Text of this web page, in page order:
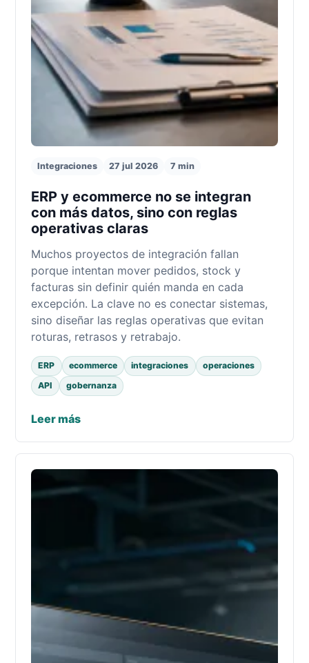
Integraciones 27 jul 2026 7 min
ERP y ecommerce no se integran
con más datos, sino con reglas
operativas claras
Muchos proyectos de integración fallan
porque intentan mover pedidos, stock y
facturas sin definir quién manda en cada
excepción. La clave no es conectar sistemas,
sino diseñar las reglas operativas que evitan
roturas, retrasos y retrabajo.
ERP ecommerce integraciones
operaciones
API
gobernanza
Leer más